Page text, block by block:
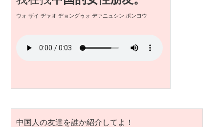
ウォ ザイ ヂャオ ヂョングゥォ デァニュシン ポンヨウ
中国人の友達を誰か紹介してよ！